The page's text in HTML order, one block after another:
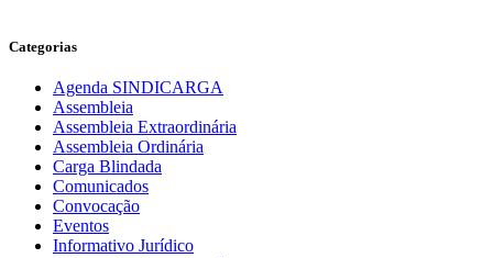
Categorias
Agenda SINDICARGA
Assembleia
Assembleia Extraordinária
Assembleia Ordinária
Carga Blindada
Comunicados
Convocação
Eventos
Informativo Jurídico